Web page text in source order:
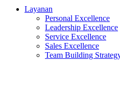
Layanan
Personal Excellence
Leadership Excellence
Service Excellence
Sales Excellence
Team Building